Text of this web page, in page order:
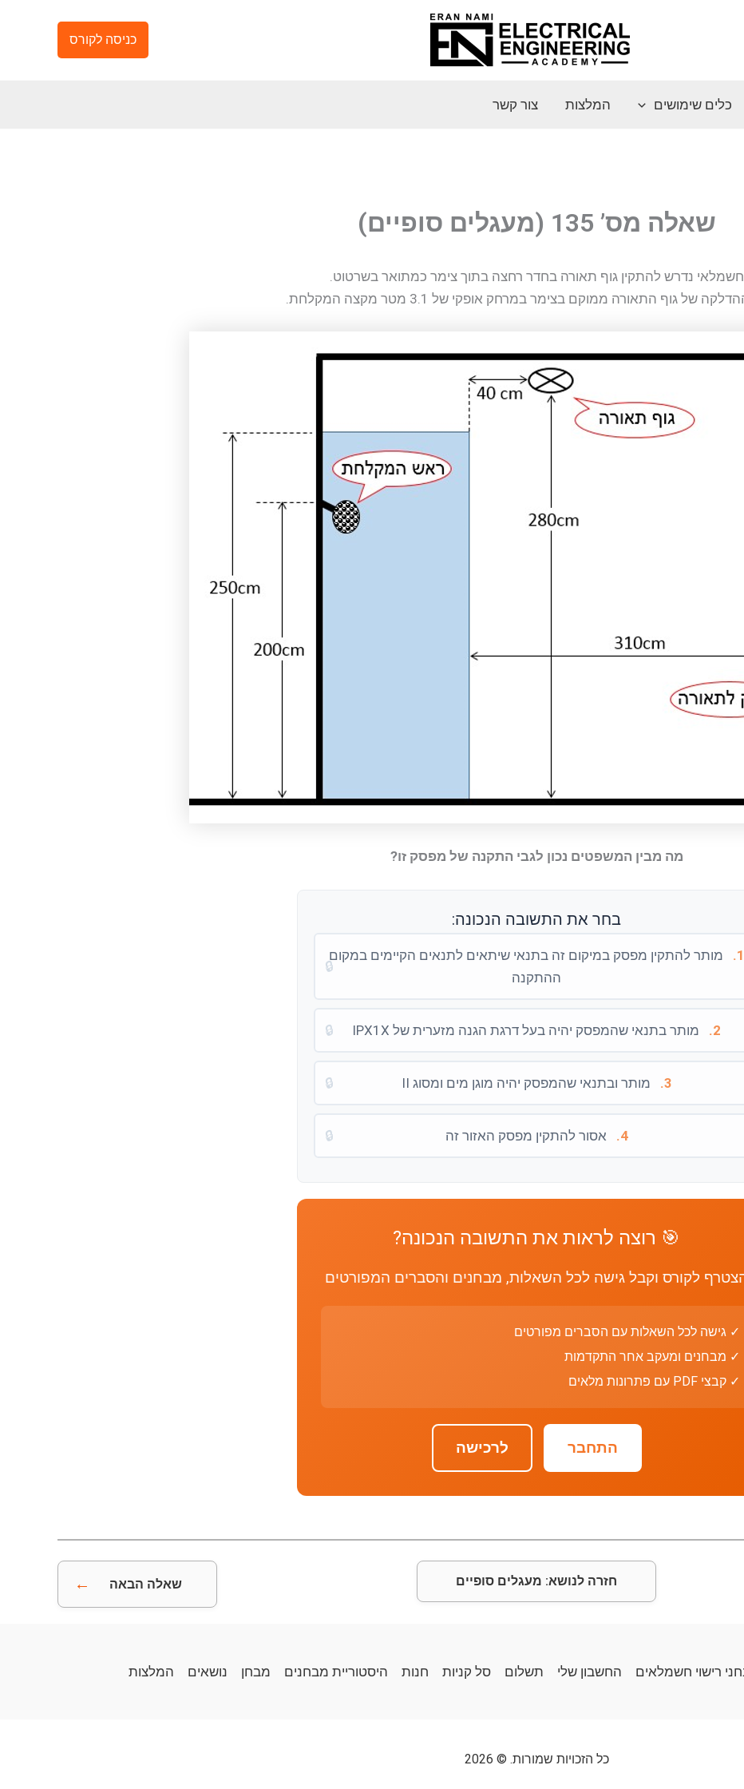
כניסה לקורס
כלים שימושים המלצות צור קשר
שאלה מס’ 135 (מעגלים סופיים)
חשמלאי נדרש להתקין גוף תאורה בחדר רחצה בתוך צימר כמתואר בשרטוט.
של גוף התאורה ממוקם בצימר במרחק אופקי של 3.1 מטר מקצה המקלחת.
מה מבין המשפטים נכון לגבי התקנה של מפסק זו?
בחר את התשובה הנכונה:
1.
מותר להתקין מפסק במיקום זה בתנאי שיתאים לתנאים הקיימים במקום
ההתקנה
🔒
2. מותר בתנאי שהמפסק יהיה בעל דרגת הגנה מזערית של IPX1X 🔒
3. מותר ובתנאי שהמפסק יהיה מוגן מים ומסוג II 🔒
4. אסור להתקין מפסק האזור זה 🔒
🎯 רוצה לראות את התשובה הנכונה?
לקורס וקבל גישה לכל השאלות, מבחנים והסברים המפורטים
✓ גישה לכל השאלות עם הסברים מפורטים
✓ מבחנים ומעקב אחר התקדמות
✓ קבצי PDF עם פתרונות מלאים
התחבר לרכישה
שאלה הבאה ← חזרה לנושא: מעגלים סופיים
רישוי חשמלאים החשבון שלי תשלום סל קניות חנות היסטוריית מבחנים מבחן נושאים המלצות
כל הזכויות שמורות. © 2026